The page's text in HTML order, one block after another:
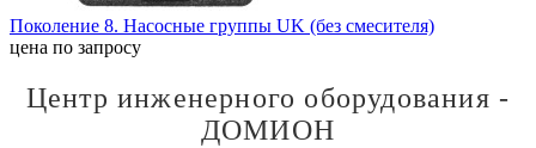
Поколение 8. Насосные группы UK (без смесителя)
цена по запросу
Центр инженерного оборудования -
ДОМИОН